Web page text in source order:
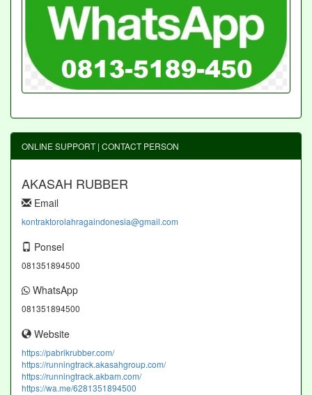
ONLINE SUPPORT | CONTACT PERSON
AKASAH RUBBER
Email
kontraktorolahragaindonesia@gmail.com
Ponsel
081351894500
WhatsApp
081351894500
Website
https://pabrikrubber.com/
https://runningtrack.akasahgroup.com/
https://runningtrack.akbam.com/
https://wa.me/6281351894500